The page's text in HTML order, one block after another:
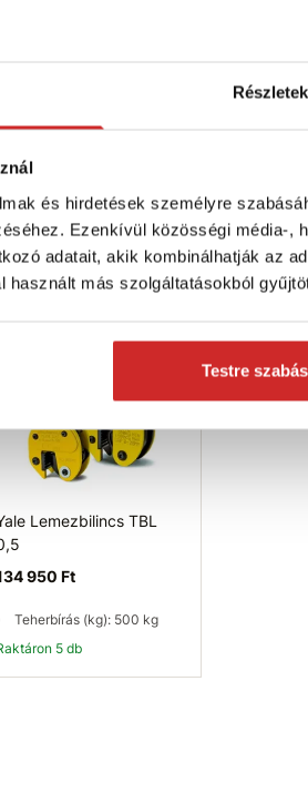
Részletek
és hirdetések személyre
Ezenkívül közösségi média-,
adatait, akik kombinálhatják az
használt más szolgáltatásokból
Testre szabás
berendezés BTG
Teherbírás (kg): 500 kg
Raktáron 4 db
Raktáron 4 db
Lemezbilincs TBL
950 Ft
Teherbírás (kg): 500 kg
Raktáron 5 db